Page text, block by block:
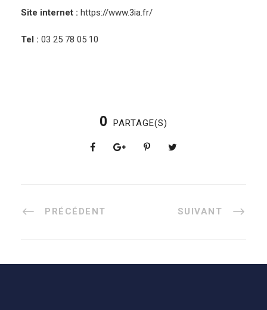
Site internet : https://www.3ia.fr/
Tel : 03 25 78 05 10
0 PARTAGE(S)
PRÉCÉDENT SUIVANT